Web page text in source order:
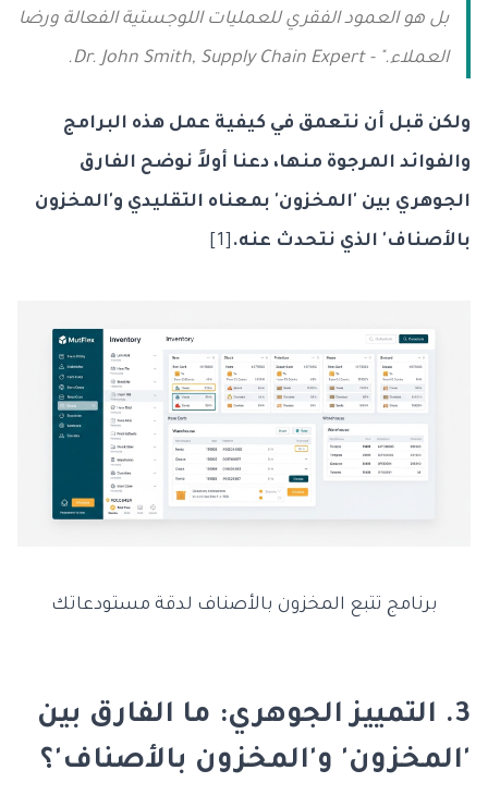
بل هو العمود الفقري للعمليات اللوجستية الفعالة ورضا
العملاء." - Dr. John Smith, Supply Chain Expert.
ولكن قبل أن نتعمق في كيفية عمل هذه البرامج
والفوائد المرجوة منها، دعنا أولاً نوضح الفارق
الجوهري بين 'المخزون' بمعناه التقليدي و'المخزون
بالأصناف' الذي نتحدث عنه.
برنامج تتبع المخزون بالأصناف لدقة مستودعاتك
3. التمييز الجوهري: ما الفارق بين
'المخزون' و'المخزون بالأصناف'؟